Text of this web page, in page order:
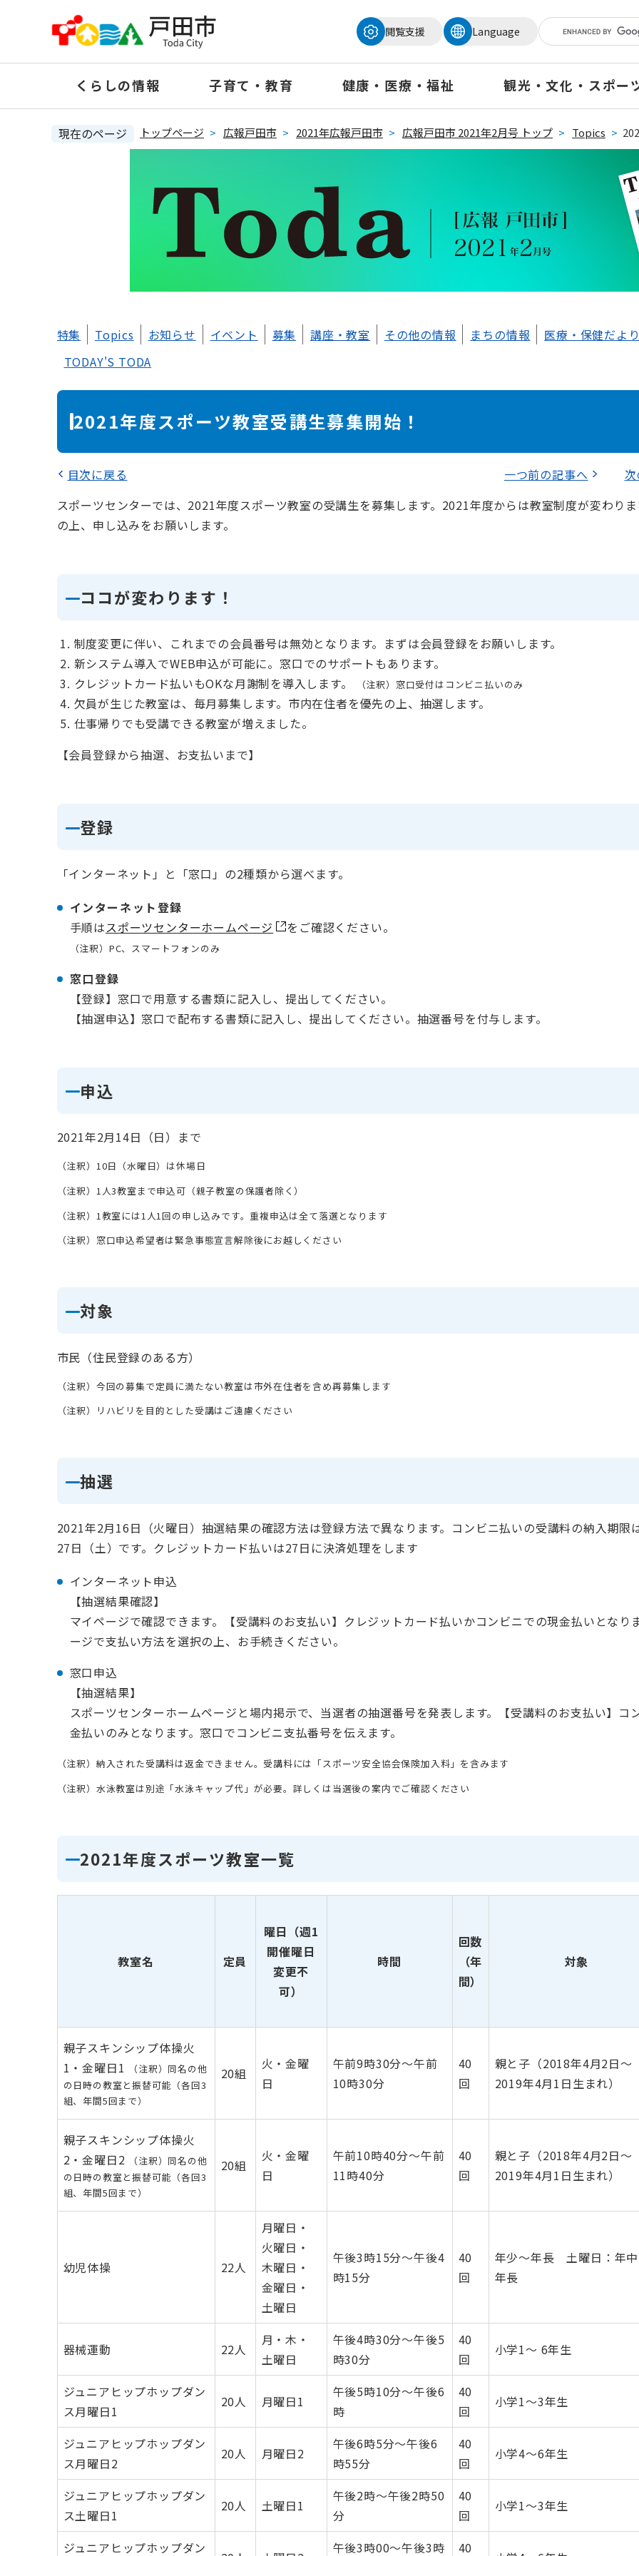
頭
閲覧支援
Language
くらしの情報 子育て・教育 健康・医療・福祉 観光・文化・スポー
現在のページ トップページ > 広報戸田市 > 2021年広報戸田市 > 広報戸田市 2021年2月号 トップ > Topics >
特集 Topics お知らせ イベント 募集 講座・教室 その他の情報 まちの情報
医療・保健だより
TODAY'S TODA
2021年度スポーツ教室受講生募集開始！
目次に戻る
一つ前の記事へ
スポーツセンターでは、2021年度スポーツ教室の受講生を募集します。2021年度からは教室制度が変わり
の上、申し込みをお願いします。
ココが変わります！
制度変更に伴い、これまでの会員番号は無効となります。まずは会員登録をお願いします。
新システム導入でWEB申込が可能に。窓口でのサポートもあります。
クレジットカード払いもOKな月謝制を導入します。
（注釈）窓口受付はコンビニ払いのみ
欠員が生じた教室は、毎月募集します。市内在住者を優先の上、抽選します。
仕事帰りでも受講できる教室が増えました。
【会員登録から抽選、お支払いまで】
登録
「インターネット」と「窓口」の2種類から選べます。
インターネット登録
手順はスポーツセンターホームページ をご確認ください。
（注釈）PC、スマートフォンのみ
窓口登録
【登録】窓口で用意する書類に記入し、提出してください。
【抽選申込】窓口で配布する書類に記入し、提出してください。抽選番号を付与します。
申込
2021年2月14日（日）まで
（注釈）10日（水曜日）は休場日
（注釈）1人3教室まで申込可（親子教室の保護者除く）
（注釈）1教室には1人1回の申し込みです。重複申込は全て落選となります
（注釈）窓口申込希望者は緊急事態宣言解除後にお越しください
対象
市民（住民登録のある方）
（注釈）今回の募集で定員に満たない教室は市外在住者を含め再募集します
（注釈）リハビリを目的とした受講はご遠慮ください
抽選
2021年2月16日（火曜日）抽選結果の確認方法は登録方法で異なります。コンビニ払いの受講料の納入期限
27日（土）です。クレジットカード払いは27日に決済処理をします
インターネット申込
【抽選結果確認】
マイページで確認できます。【受講料のお支払い】クレジットカード払いかコンビニでの現金払いとなり
ージで支払い方法を選択の上、お手続きください。
窓口申込
【抽選結果】
スポーツセンターホームページと場内掲示で、当選者の抽選番号を発表します。【受講料のお支払い】コ
金払いのみとなります。窓口でコンビニ支払番号を伝えます。
（注釈）納入された受講料は返金できません。受講料には「スポーツ安全協会保険加入料」を含みます
（注釈）水泳教室は別途「水泳キャップ代」が必要。詳しくは当選後の案内でご確認ください
2021年度スポーツ教室一覧
教室名 定員
曜日（週1
開催曜日
変更不
可）
時間
回数
（年
間）
対象
親子スキンシップ体操火
1・金曜日1
（注釈）同名の他
の日時の教室と振替可能（各回3
組、年間5回まで）
20組
火・金曜
日
午前9時30分～午前
10時30分
40
回
親と子（2018年4月2日～
2019年4月1日生まれ）
親子スキンシップ体操火
2・金曜日2
（注釈）同名の他
の日時の教室と振替可能（各回3
組、年間5回まで）
20組
火・金曜
日
午前10時40分～午前
11時40分
40
回
親と子（2018年4月2日～
2019年4月1日生まれ）
幼児体操 22人
月曜日・
火曜日・
木曜日・
金曜日・
土曜日
午後3時15分～午後4
時15分
40
回
年少～年長 土曜日：年中
年長
器械運動 22人
月・木・
土曜日
午後4時30分～午後5
時30分
40
回
小学1～ 6年生
ジュニアヒップホップダン
ス月曜日1
20人 月曜日1
午後5時10分～午後6
時
40
回
小学1～3年生
ジュニアヒップホップダン
ス月曜日2
20人 月曜日2
午後6時5分～午後6
時55分
40
回
小学4～6年生
ジュニアヒップホップダン
ス土曜日1
20人 土曜日1
午後2時～午後2時50
分
40
回
小学1～3年生
ジュニアヒップホップダン
午後3時00～午後3時 40